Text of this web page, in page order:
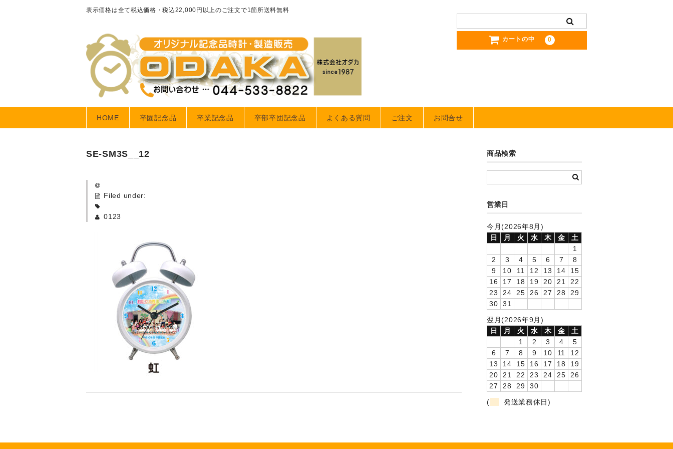
表示価格は全て税込価格・税込22,000円以上のご注文で1箇所送料無料
カートの中 0
HOME 卒園記念品 卒業記念品 卒部卒団記念品 よくある質問 ご注文 お問合せ
SE-SM3S__12
Filed under:
0123
商品検索
営業日
今月(2026年8月)
日
月 火 水 木 金
土
1
2
3 4 5 6 7
8
9
10 11 12 13 14
15
16
17 18 19 20 21
22
23
24 25 26 27 28
29
30
31
翌月(2026年9月)
日
月 火 水 木 金
土
1
2 3 4
5
6
7 8 9 10 11
12
13
14 15 16 17 18
19
20
21 22 23 24 25
26
27
28 29
30
(
発送業務休日)